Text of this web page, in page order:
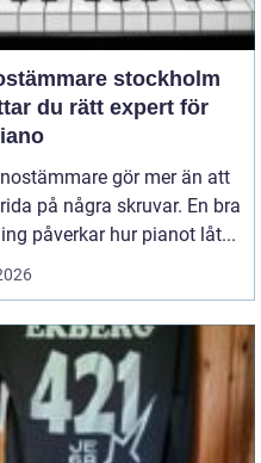
stockholm
du rätt expert för
gör mer än att
på några skruvar. En bra
påverkar hur pianot låt...